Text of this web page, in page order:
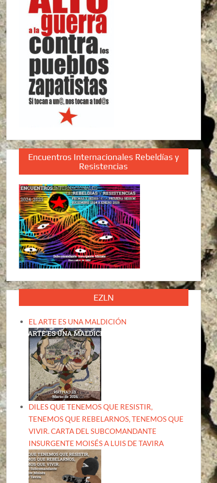
Encuentros Internacionales Rebeldías y
Resistencias
EZLN
EL ARTE ES UNA MALDICIÓN
DILES QUE TENEMOS QUE RESISTIR,
TENEMOS QUE REBELARNOS, TENEMOS QUE
VIVIR. CARTA DEL SUBCOMANDANTE
INSURGENTE MOISÉS A LUIS DE TAVIRA